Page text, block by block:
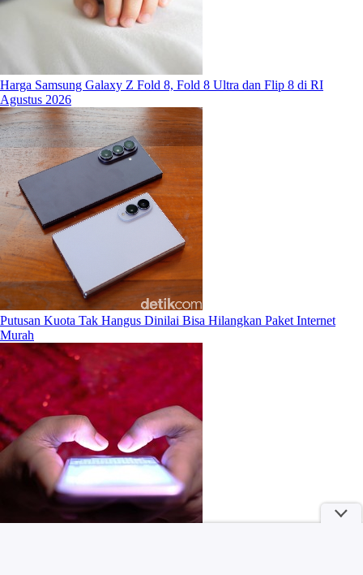
Harga Samsung Galaxy Z Fold 8, Fold 8 Ultra dan Flip 8 di RI
Agustus 2026
Putusan Kuota Tak Hangus Dinilai Bisa Hilangkan Paket Internet
Murah